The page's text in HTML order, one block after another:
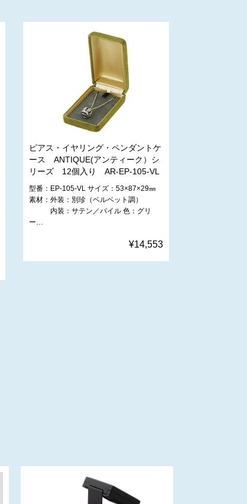
ピアス・イヤリング・ペンダントケ
ース ANTIQUE(アンティーク）シ
リーズ 12個入り AR-EP-105-VL
型番：EP-105-VL サイズ：53×87×29㎜
素材：外装：別珍（ベルベット調）
内装：サテン／パイル 色：グリ
ー…
¥14,553